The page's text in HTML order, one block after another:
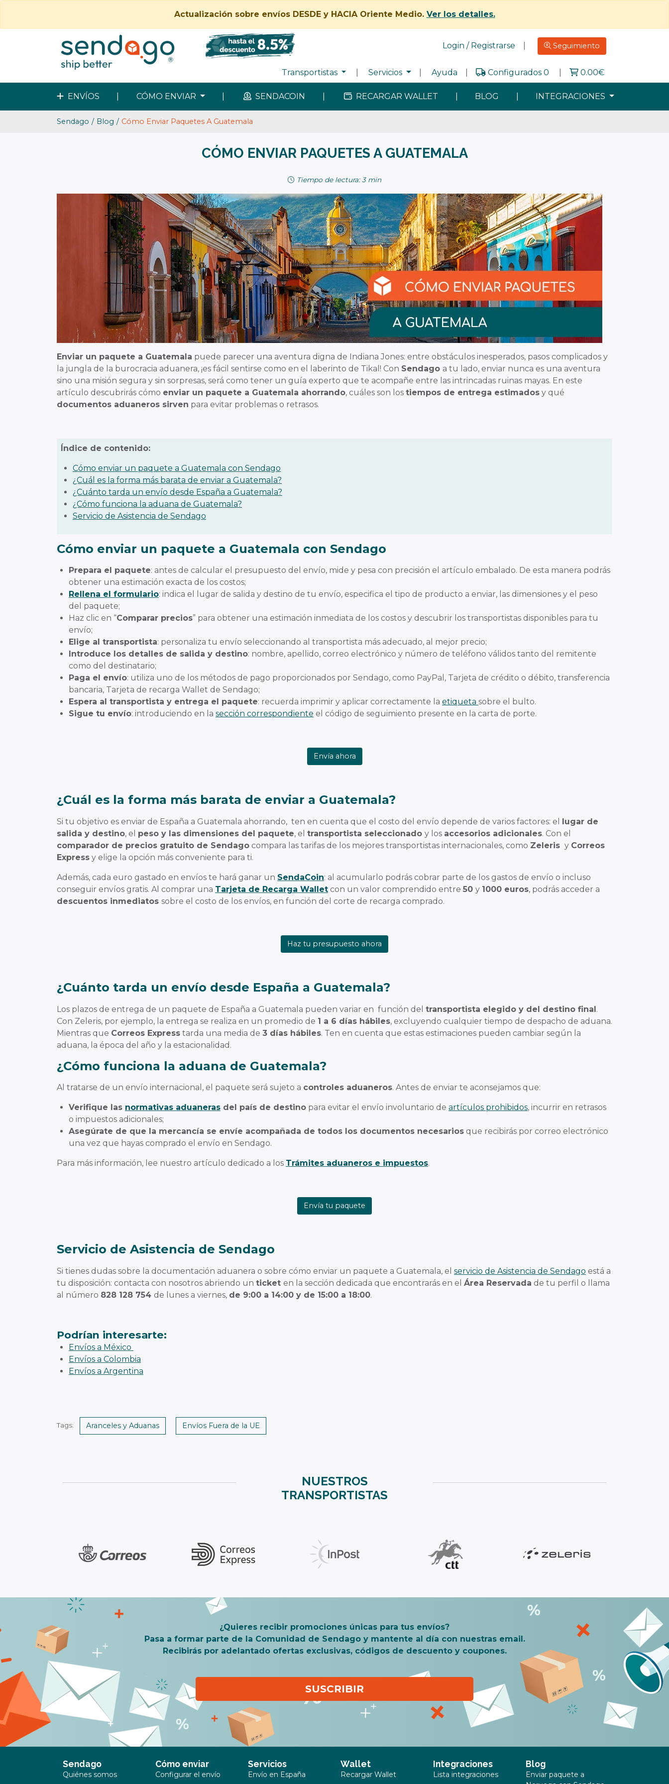
Actualización sobre envíos DESDE y HACIA Oriente Medio. Ver los detalles.
Login / Registrarse Seguimiento
Transportistas Servicios Ayuda Configurados 0 0.00€
ENVÍOS CÓMO ENVIAR SENDACOIN RECARGAR WALLET BLOG INTEGRACIONES
Sendago Blog Cómo Enviar Paquetes A Guatemala
CÓMO ENVIAR PAQUETES A GUATEMALA
Tiempo de lectura: 3 min
Enviar un paquete a Guatemala puede parecer una aventura digna de Indiana Jones: entre obstáculos inesperados, pasos complicados y
la jungla de la burocracia aduanera, ¡es fácil sentirse como en el laberinto de Tikal! Con Sendago a tu lado, enviar nunca es una aventura
sino una misión segura y sin sorpresas, será como tener un guía experto que te acompañe entre las intrincadas ruinas mayas. En este
artículo descubrirás cómo enviar un paquete a Guatemala ahorrando, cuáles son los tiempos de entrega estimados y qué
documentos aduaneros sirven para evitar problemas o retrasos.
Índice de contenido:
Cómo enviar un paquete a Guatemala con Sendago
¿Cuál es la forma más barata de enviar a Guatemala?
¿Cuánto tarda un envío desde España a Guatemala?
¿Cómo funciona la aduana de Guatemala?
Servicio de Asistencia de Sendago
Cómo enviar un paquete a Guatemala con Sendago
Prepara el paquete: antes de calcular el presupuesto del envío, mide y pesa con precisión el artículo embalado. De esta manera podrás
obtener una estimación exacta de los costos;
Rellena el formulario: indica el lugar de salida y destino de tu envío, especifica el tipo de producto a enviar, las dimensiones y el peso
del paquete;
Haz clic en “Comparar precios” para obtener una estimación inmediata de los costos y descubrir los transportistas disponibles para tu
envío;
Elige al transportista: personaliza tu envío seleccionando al transportista más adecuado, al mejor precio;
Introduce los detalles de salida y destino: nombre, apellido, correo electrónico y número de teléfono válidos tanto del remitente
como del destinatario;
Paga el envío: utiliza uno de los métodos de pago proporcionados por Sendago, como PayPal, Tarjeta de crédito o débito, transferencia
bancaria, Tarjeta de recarga Wallet de Sendago;
Espera al transportista y entrega el paquete: recuerda imprimir y aplicar correctamente la etiqueta sobre el bulto.
Sigue tu envío: introduciendo en la sección correspondiente el código de seguimiento presente en la carta de porte.
Envía ahora
¿Cuál es la forma más barata de enviar a Guatemala?
Si tu objetivo es enviar de España a Guatemala ahorrando, ten en cuenta que el costo del envío depende de varios factores: el lugar de
salida y destino, el peso y las dimensiones del paquete, el transportista seleccionado y los accesorios adicionales. Con el
comparador de precios gratuito de Sendago compara las tarifas de los mejores transportistas internacionales, como Zeleris y Correos
Express y elige la opción más conveniente para ti.
Además, cada euro gastado en envíos te hará ganar un SendaCoin: al acumularlo podrás cobrar parte de los gastos de envío o incluso
conseguir envíos gratis. Al comprar una Tarjeta de Recarga Wallet con un valor comprendido entre 50 y 1000 euros, podrás acceder a
descuentos inmediatos sobre el costo de los envíos, en función del corte de recarga comprado.
Haz tu presupuesto ahora
¿Cuánto tarda un envío desde España a Guatemala?
Los plazos de entrega de un paquete de España a Guatemala pueden variar en función del transportista elegido y del destino final.
Con Zeleris, por ejemplo, la entrega se realiza en un promedio de 1 a 6 días hábiles, excluyendo cualquier tiempo de despacho de aduana.
Mientras que Correos Express tarda una media de 3 días hábiles. Ten en cuenta que estas estimaciones pueden cambiar según la
aduana, la época del año y la estacionalidad.
¿Cómo funciona la aduana de Guatemala?
Al tratarse de un envío internacional, el paquete será sujeto a controles aduaneros. Antes de enviar te aconsejamos que:
Verifique las normativas aduaneras del país de destino para evitar el envío involuntario de artículos prohibidos, incurrir en retrasos
o impuestos adicionales;
Asegúrate de que la mercancía se envíe acompañada de todos los documentos necesarios que recibirás por correo electrónico
una vez que hayas comprado el envío en Sendago.
Para más información, lee nuestro artículo dedicado a los Trámites aduaneros e impuestos.
Envía tu paquete
Servicio de Asistencia de Sendago
Si tienes dudas sobre la documentación aduanera o sobre cómo enviar un paquete a Guatemala, el servicio de Asistencia de Sendago está a
tu disposición: contacta con nosotros abriendo un ticket en la sección dedicada que encontrarás en el Área Reservada de tu perfil o llama
al número 828 128 754 de lunes a viernes, de 9:00 a 14:00 y de 15:00 a 18:00.
Podrían interesarte:
Envíos a México
Envíos a Colombia
Envíos a Argentina
Tags: Aranceles y Aduanas Envíos Fuera de la UE
NUESTROS
TRANSPORTISTAS
¿Quieres recibir promociones únicas para tus envíos?
Pasa a formar parte de la Comunidad de Sendago y mantente al día con nuestras email.
Recibirás por adelantado ofertas exclusivas, códigos de descuento y coupones.
SUSCRIBIR
Sendago
Quiénes somos
Cómo enviar
Configurar el envío
Servicios
Envío en España
Wallet
Recargar Wallet
Integraciones
Lista integraciones
Blog
Enviar paquete a